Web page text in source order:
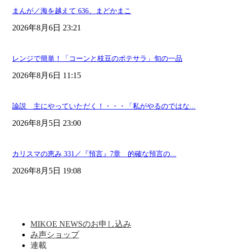
まんが／海を越えて 636、まどかまこ
2026年8月6日 23:21
レンジで簡単！「コーンと枝豆のポテサラ」旬の一品
2026年8月6日 11:15
論説 主にやっていただく！・・・「私がやるのではな...
2026年8月5日 23:00
カリスマの恵み 331／『預言』7章 的確な預言の...
2026年8月5日 19:08
MIKOE NEWSのお申し込み
み声ショップ
連載